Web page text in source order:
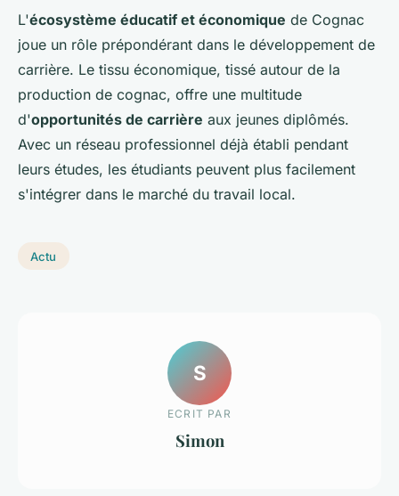
L'écosystème éducatif et économique de Cognac
joue un rôle prépondérant dans le développement de
carrière. Le tissu économique, tissé autour de la
production de cognac, offre une multitude
d'opportunités de carrière aux jeunes diplômés.
Avec un réseau professionnel déjà établi pendant
leurs études, les étudiants peuvent plus facilement
s'intégrer dans le marché du travail local.
Actu
S
ECRIT PAR
Simon